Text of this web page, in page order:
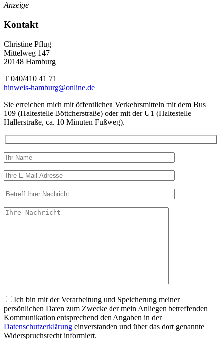
Anzeige
Kontakt
Christine Pflug
Mittelweg 147
20148 Hamburg
T 040/410 41 71
hinweis-hamburg@online.de
Sie erreichen mich mit öffentlichen Verkehrsmitteln mit dem Bus
109 (Haltestelle Böttcherstraße) oder mit der U1 (Haltestelle
Hallerstraße, ca. 10 Minuten Fußweg).
Ich bin mit der Verarbeitung und Speicherung meiner
persönlichen Daten zum Zwecke der mein Anliegen betreffenden
Kommunikation entsprechend den Angaben in der
Datenschutzerklärung einverstanden und über das dort genannte
Widerspruchsrecht informiert.